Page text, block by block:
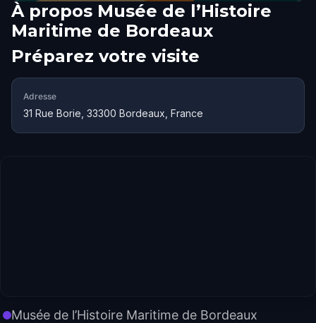
À propos Musée de l’Histoire
Maritime de Bordeaux
Préparez votre visite
Adresse
31 Rue Borie, 33300 Bordeaux, France
Musée de l’Histoire Maritime de Bordeaux